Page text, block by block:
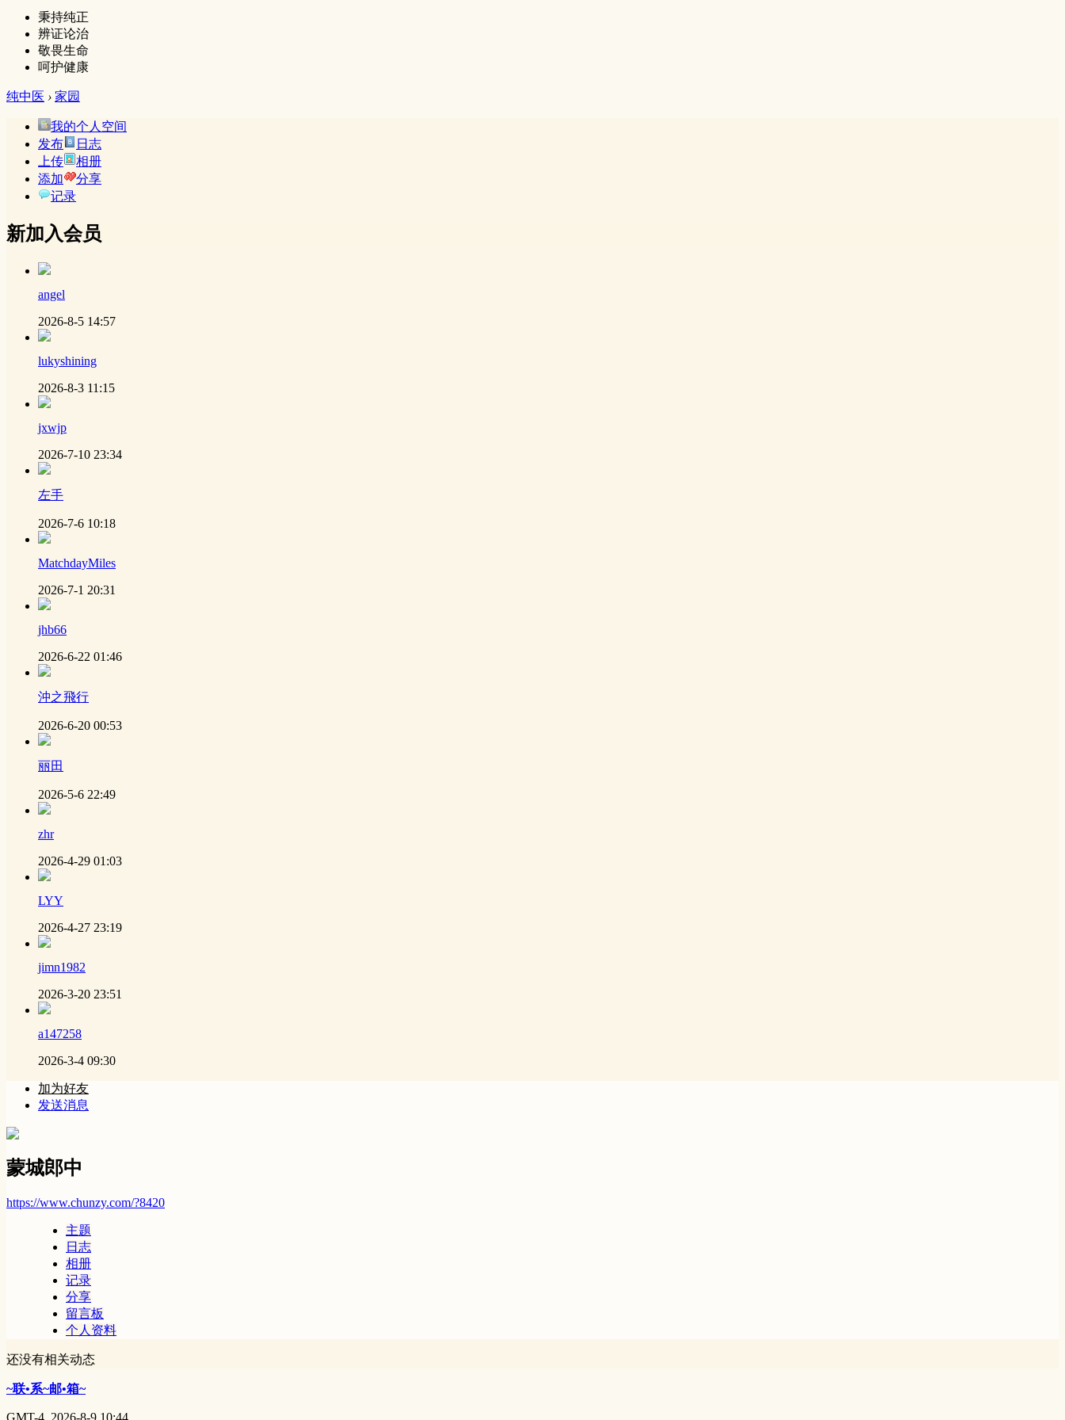
秉持纯正
辨证论治
敬畏生命
呵护健康
纯中医 › 家园
我的个人空间
发布
日志
上传
相册
添加
分享
记录
新加入会员
angel
2026-8-5 14:57
lukyshining
2026-8-3 11:15
jxwjp
2026-7-10 23:34
左手
2026-7-6 10:18
MatchdayMiles
2026-7-1 20:31
jhb66
2026-6-22 01:46
沖之飛行
2026-6-20 00:53
丽田
2026-5-6 22:49
zhr
2026-4-29 01:03
LYY
2026-4-27 23:19
jimn1982
2026-3-20 23:51
a147258
2026-3-4 09:30
加为好友
发送消息
蒙城郎中
https://www.chunzy.com/?8420
主题
日志
相册
记录
分享
留言板
个人资料
还没有相关动态
~联•系~邮•箱~